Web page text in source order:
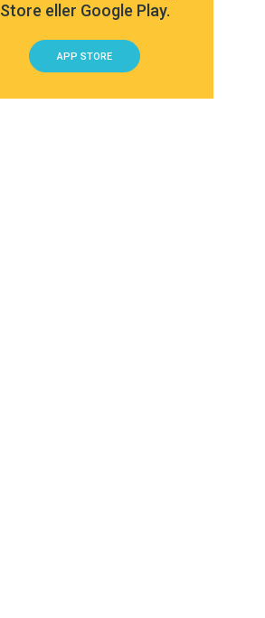
Store eller Google Play.
APP STORE